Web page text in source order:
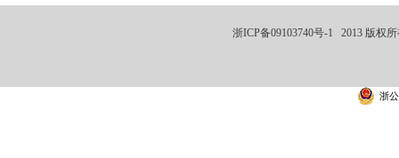
浙ICP备09103740号-1 2013 版权
浙